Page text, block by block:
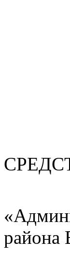
района